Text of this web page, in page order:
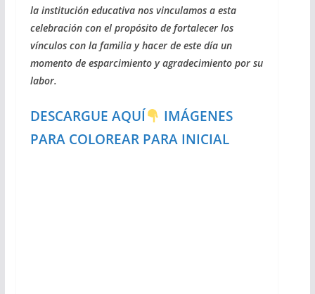
la institución educativa nos vinculamos a esta
celebración con el propósito de fortalecer los
vínculos con la familia y hacer de este día un
momento de esparcimiento y agradecimiento por su
labor.
DESCARGUE AQUÍ
IMÁGENES
PARA COLOREAR PARA INICIAL